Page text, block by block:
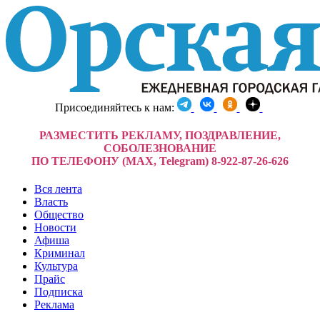
Присоединяйтесь к нам:
РАЗМЕСТИТЬ РЕКЛАМУ, ПОЗДРАВЛЕНИЕ,
СОБОЛЕЗНОВАНИЕ
ПО ТЕЛЕФОНУ (MAX, Telegram) 8-922-87-26-626
Вся лента
Власть
Общество
Новости
Афиша
Криминал
Культура
Прайс
Подписка
Реклама